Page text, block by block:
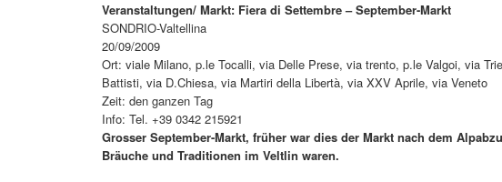
Veranstaltungen/ Markt: Fiera di Settembre – September-Markt
SONDRIO-Valtellina
20/09/2009
Ort: viale Milano, p.le Tocalli, via Delle Prese, via trento, p.le Valgoi, via
Battisti, via D.Chiesa, via Martiri della Libertà, via XXV Aprile, via Veneto
Zeit: den ganzen Tag
Info: Tel. +39 0342 215921
Grosser September-Markt, früher war dies der Markt nach dem
Bräuche und Traditionen im Veltlin waren.